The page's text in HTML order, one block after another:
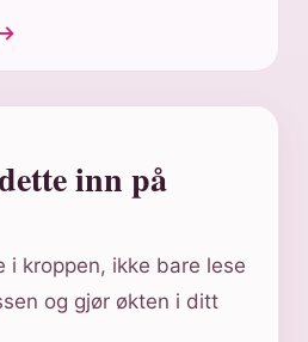
inn på
i kroppen, ikke bare lese
og gjør økten i ditt